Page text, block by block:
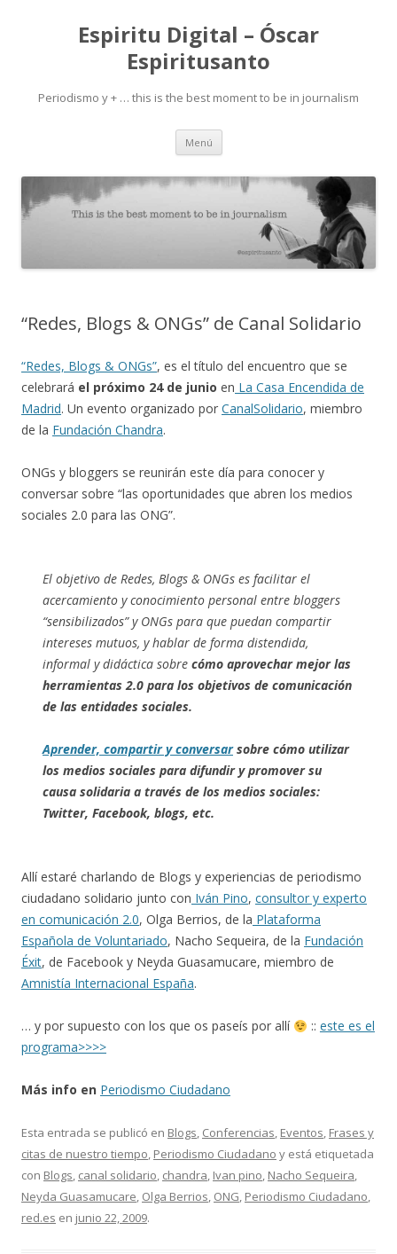
Espiritu Digital – Óscar
Espiritusanto
Periodismo y + … this is the best moment to be in journalism
Menú Ir
contenido
“Redes, Blogs & ONGs” de Canal Solidario
“Redes, Blogs & ONGs”, es el título del encuentro que se
celebrará el próximo 24 de junio en La Casa Encendida de
Madrid. Un evento organizado por CanalSolidario, miembro
de la Fundación Chandra.
ONGs y bloggers se reunirán este día para conocer y
conversar sobre “las oportunidades que abren los medios
sociales 2.0 para las ONG”.
El objetivo de Redes, Blogs & ONGs es facilitar el
acercamiento y conocimiento personal entre bloggers
“sensibilizados” y ONGs para que puedan compartir
intereses mutuos, y hablar de forma distendida,
informal y didáctica sobre cómo aprovechar mejor las
herramientas 2.0 para los objetivos de comunicación
de las entidades sociales.
Aprender, compartir y conversarsobre cómo utilizar
los medios sociales para difundir y promover su
causa solidaria a través de los medios sociales:
Twitter, Facebook, blogs, etc.
Allí estaré charlando de Blogs y experiencias de periodismo
ciudadano solidario junto con Iván Pino, consultor y experto
en comunicación 2.0, Olga Berrios, de la Plataforma
Española de Voluntariado, Nacho Sequeira, de la Fundación
Éxit, de Facebook y Neyda Guasamucare, miembro de
Amnistía Internacional España.
… y por supuesto con los que os paseís por allí :: este es el
programa>>>>
Más info en Periodismo Ciudadano
Esta entrada se publicó en Blogs, Conferencias, Eventos, Frases y
citas de nuestro tiempo, Periodismo Ciudadano y está etiquetada
con Blogs, canal solidario, chandra, Ivan pino, Nacho Sequeira,
Neyda Guasamucare, Olga Berrios, ONG, Periodismo Ciudadano,
red.es en junio 22, 2009.